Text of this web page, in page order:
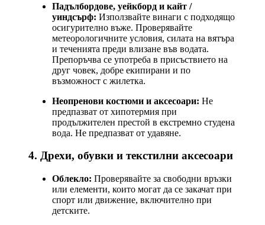
Падълбордове, уейкборд и кайт /
уиндсърф: Използвайте винаги с подходящо
осигурително въже. Проверявайте
метеорологичните условия, силата на вятъра
и теченията преди влизане във водата.
Препоръчва се употреба в присъствието на
друг човек, добре екипирани и по
възможност с жилетка.
Неопренови костюми и аксесоари: Не
предпазват от хипотермия при
продължителен престой в екстремно студена
вода. Не предпазват от удавяне.
4. Дрехи, обувки и текстилни аксесоари
Облекло: Проверявайте за свободни връзки
или елементи, които могат да се закачат при
спорт или движение, включително при
детските.